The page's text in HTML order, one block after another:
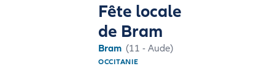
Fête locale
de Bram
Bram (11 - Aude)
OCCITANIE